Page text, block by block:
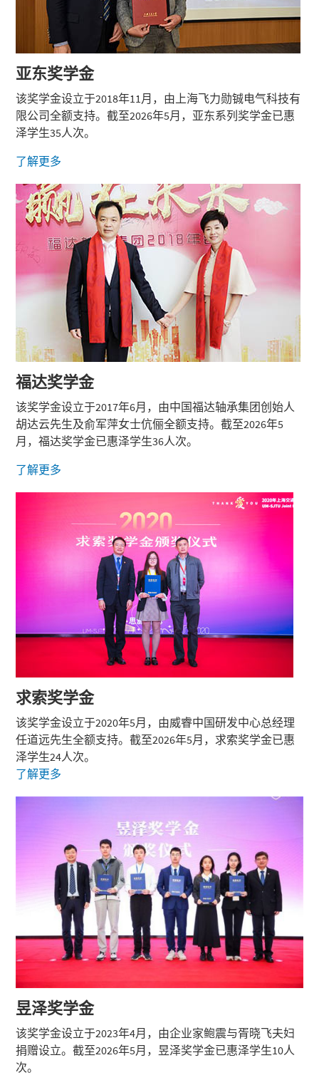
亚东奖学金
该奖学金设立于2018年11月，由上海飞力勋铖电气科技有
限公司全额支持。截至2026年5月，亚东系列奖学金已惠
泽学生35人次。
了解更多
福达奖学金
该奖学金设立于2017年6月，由中国福达轴承集团创始人
胡达云先生及俞军萍女士伉俪全额支持。截至2026年5
月，福达奖学金已惠泽学生36人次。
了解更多
求索奖学金
该奖学金设立于2020年5月，由威睿中国研发中心总经理
任道远先生全额支持。截至2026年5月，求索奖学金已惠
泽学生24人次。
了解更多
昱泽奖学金
该奖学金设立于2023年4月，由企业家鲍震与胥晓飞夫妇
捐赠设立。截至2026年5月，昱泽奖学金已惠泽学生10人
次。